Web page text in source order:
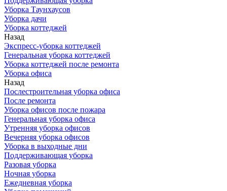
Уборка Таунхаусов
Уборка дачи
Уборка коттеджей
Назад
Экспресс-уборка коттеджей
Генеральная уборка коттеджей
Уборка коттеджей после ремонта
Уборка офиса
Назад
Послестроительная уборка офиса
После ремонта
Уборка офисов после пожара
Генеральная уборка офиса
Утренняя уборка офисов
Вечерняя уборка офисов
Уборка в выходные дни
Поддерживающая уборка
Разовая уборка
Ночная уборка
Ежедневная уборка